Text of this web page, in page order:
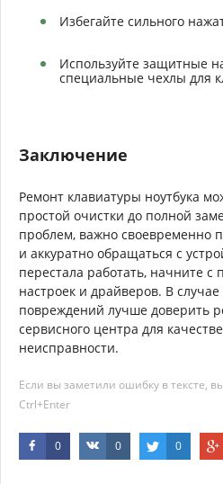
Избегайте сильного
Используйте защитные
специальные чехлы для
Заключение
Ремонт клавиатуры ноутбука
простой очистки до полной
проблем, важно своевременно
и аккуратно обращаться с
перестала работать, начните
настроек и драйверов. В
повреждений лучше доверить
сервисного центра для
неисправности.
Если вы заметили ошибку в тексте,
Ctrl+Enter
0 0 0